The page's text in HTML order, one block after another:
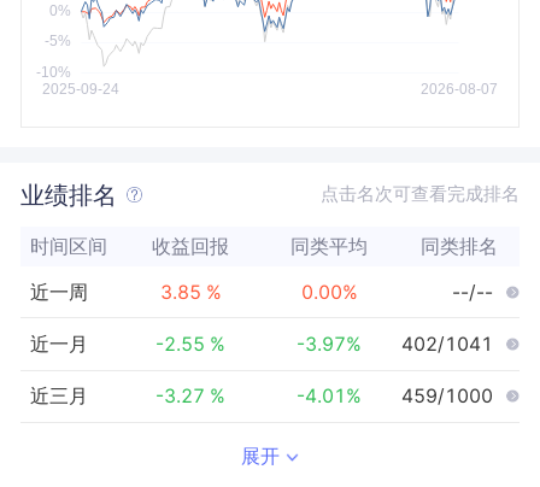
业绩排名 点击名次可查看完成排名
时间区间 收益回报 同类平均 同类排名
近一周 3.85 % 0.00% --/--
近一月 -2.55 % -3.97% 402/1041
近三月 -3.27 % -4.01 % 459/1000
展开